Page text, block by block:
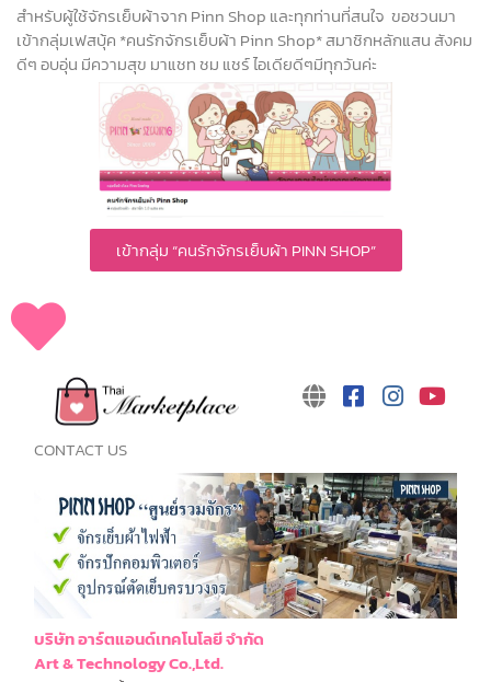
สำหรับผู้ใช้จักรเย็บผ้าจาก Pinn Shop และทุกท่านที่สนใจ ขอชวนมา
เข้ากลุ่มเฟสบุ้ค *คนรักจักรเย็บผ้า Pinn Shop* สมาชิกหลักแสน สังคม
ดีๆ อบอุ่น มีความสุข มาแชท ชม แชร์ ไอเดียดีๆมีทุกวันค่ะ
เข้ากลุ่ม “คนรักจักรเย็บผ้า PINN SHOP”
CONTACT US
บริษัท อาร์ตแอนด์เทคโนโลยี จำกัด
Art & Technology Co.,Ltd.